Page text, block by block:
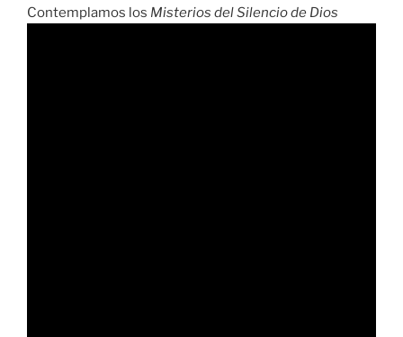
Contemplamos los Misterios del Silencio de Dios